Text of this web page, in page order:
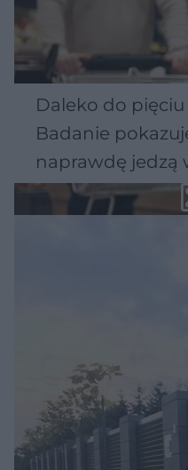
Daleko do
Badanie
naprawdę jedzą